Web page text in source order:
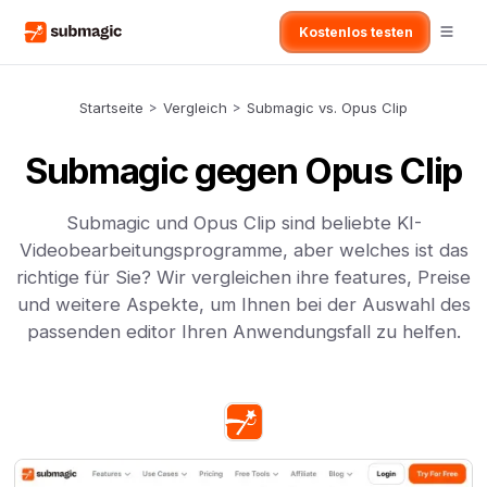
Kostenlos testen
Startseite > Vergleich > Submagic vs. Opus Clip
Submagic gegen Opus Clip
Submagic und Opus Clip sind beliebte KI-
Videobearbeitungsprogramme, aber welches ist das
richtige für Sie? Wir vergleichen ihre features, Preise
und weitere Aspekte, um Ihnen bei der Auswahl des
passenden editor Ihren Anwendungsfall zu helfen.